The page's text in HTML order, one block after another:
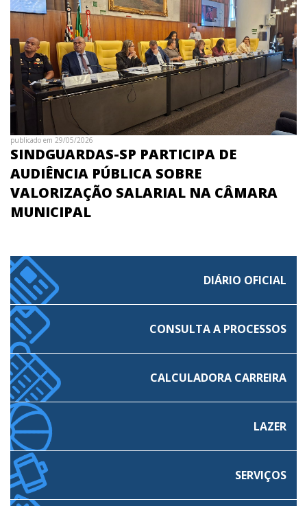
publicado em 29/05/2026
SINDGUARDAS-SP PARTICIPA DE
AUDIÊNCIA PÚBLICA SOBRE
VALORIZAÇÃO SALARIAL NA CÂMARA
MUNICIPAL
DIÁRIO OFICIAL
CONSULTA A PROCESSOS
CALCULADORA CARREIRA
LAZER
SERVIÇOS